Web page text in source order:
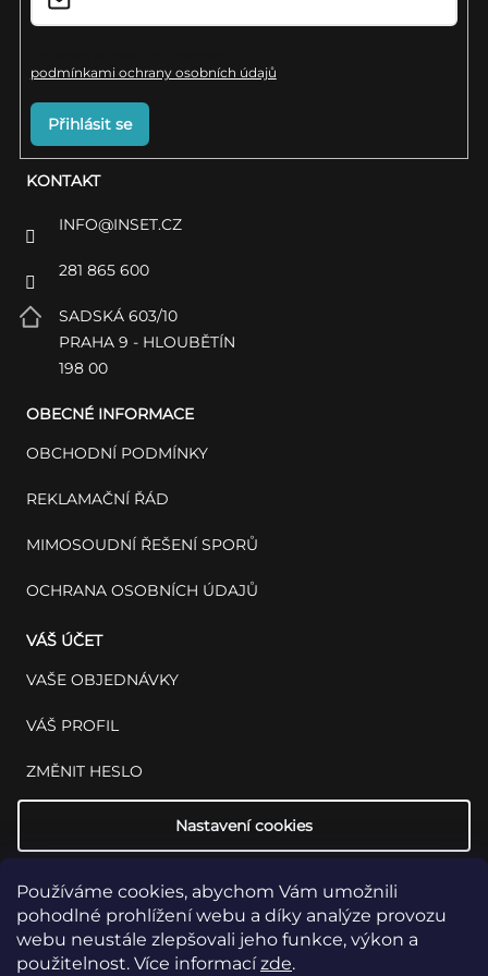
Používáme cookies, abychom Vám umožnili
pohodlné prohlížení webu a díky analýze provozu
webu neustále zlepšovali jeho funkce, výkon a
použitelnost. Více informacízde.
KONTAKT
INFO@INSET.CZ
281 865 600
SADSKÁ 603/10
PRAHA 9 - HLOUBĚTÍN
198 00
OBECNÉ INFORMACE
OBCHODNÍ PODMÍNKY
REKLAMAČNÍ ŘÁD
MIMOSOUDNÍ ŘEŠENÍ SPORŮ
OCHRANA OSOBNÍCH ÚDAJŮ
VÁŠ ÚČET
VAŠE OBJEDNÁVKY
VÁŠ PROFIL
ZMĚNIT HESLO
Nastavení cookies
podmínkami ochrany osobních údajů
Přihlásit se